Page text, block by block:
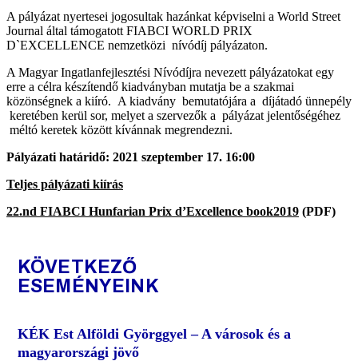
A pályázat nyertesei jogosultak hazánkat képviselni a World Street
Journal által támogatott FIABCI WORLD PRIX
D`EXCELLENCE nemzetközi nívódíj pályázaton.
A Magyar Ingatlanfejlesztési Nívódíjra nevezett pályázatokat egy
erre a célra készítendő kiadványban mutatja be a szakmai
közönségnek a kiíró. A kiadvány bemutatójára a díjátadó ünnepély
keretében kerül sor, melyet a szervezők a pályázat jelentőségéhez
méltó keretek között kívánnak megrendezni.
Pályázati határidő: 2021 szeptember 17. 16:00
Teljes pályázati kiírás
22.nd FIABCI Hunfarian Prix d’Excellence book2019 (PDF)
KÖVETKEZŐ
ESEMÉNYEINK
KÉK Est Alföldi Györggyel – A városok és a
magyarországi jövő